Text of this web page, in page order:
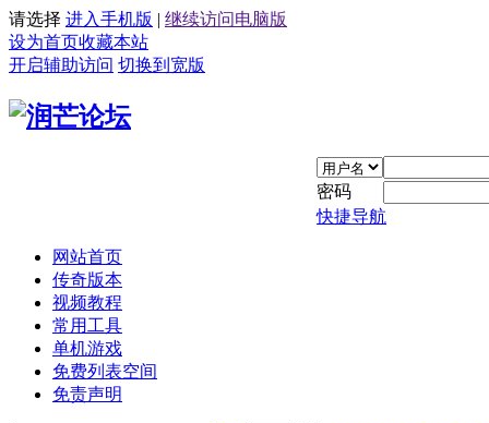
请选择 进入手机版 | 继续访问电脑版
设为首页收藏本站
开启辅助访问 切换到宽版
密码
快捷导航
网站首页
传奇版本
视频教程
常用工具
单机游戏
免费列表空间
免责声明